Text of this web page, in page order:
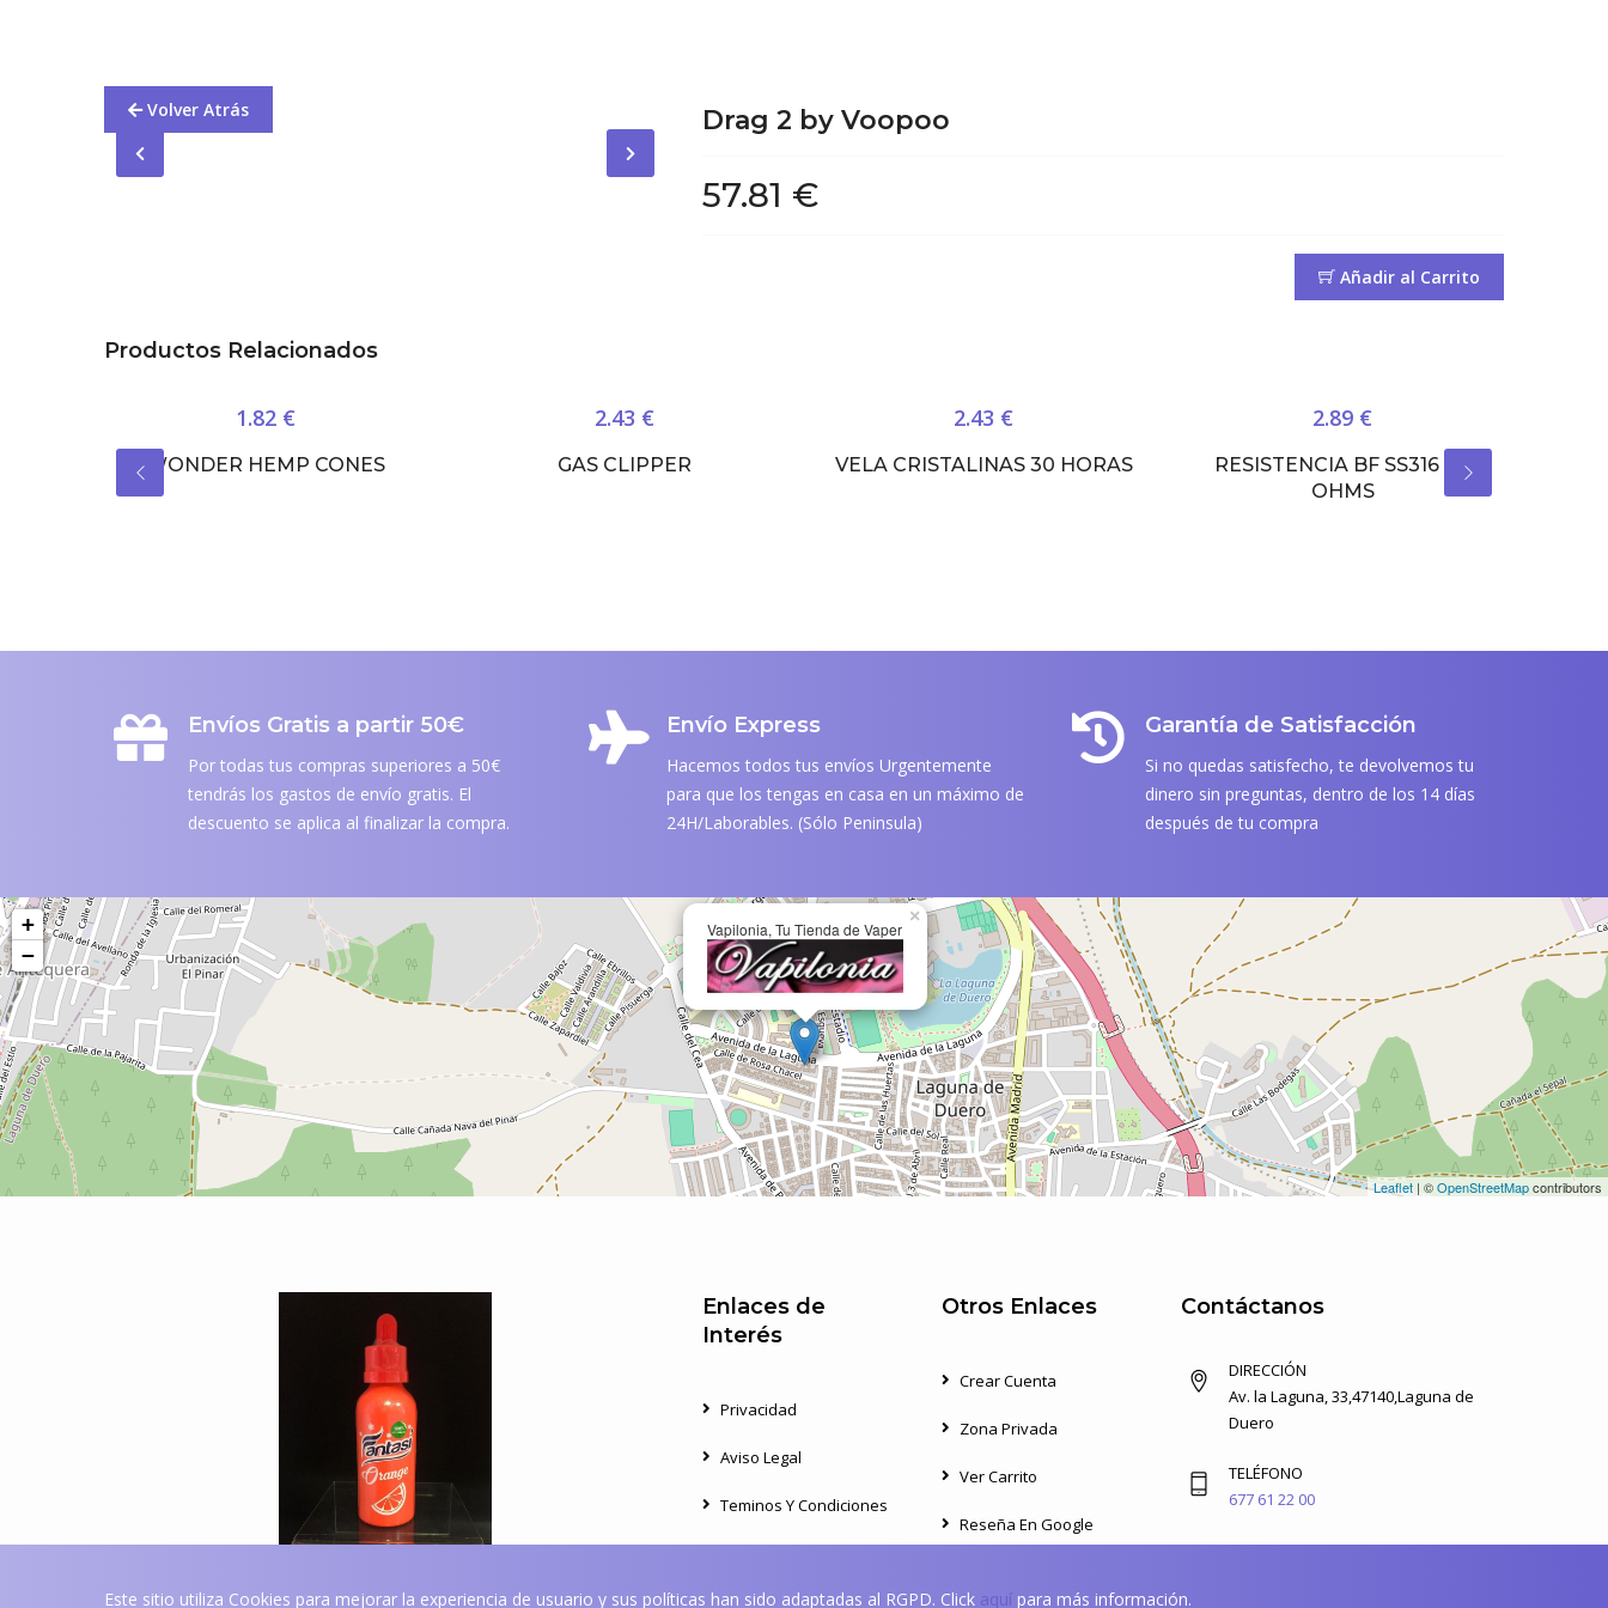
Volver Atrás Drag 2 by Voopoo
57.81 €
Añadir al Carrito
Productos Relacionados
1.82 €
WONDER HEMP CONES
2.43 €
GAS CLIPPER
2.43 €
VELA CRISTALINAS 30 HORAS
2.89 €
RESISTENCIA BF SS316 0.5
OHMS
Envíos Gratis a partir 50€
Por todas tus compras superiores a 50€
tendrás los gastos de envío gratis. El
descuento se aplica al finalizar la compra.
Envío Express
Hacemos todos tus envíos Urgentemente
para que los tengas en casa en un máximo de
24H/Laborables. (Sólo Peninsula)
Garantía de Satisfacción
Si no quedas satisfecho, te devolvemos tu
dinero sin preguntas, dentro de los 14 días
después de tu compra
Vapilonia, Tu Tienda de Vaper
×
+
−
Leaflet | ©OpenStreetMapcontributors
Enlaces de
Interés
Privacidad
Aviso Legal
Teminos Y Condiciones
Otros Enlaces
Crear Cuenta
Zona Privada
Ver Carrito
Reseña En Google
Contáctanos
DIRECCIÓN
Av. la Laguna, 33,47140,Laguna de
Duero
TELÉFONO
677 61 22 00
EMAIL
Este sitio utiliza Cookies para mejorar la experiencia de usuario y sus políticas han sido adaptadas al RGPD. Click aquí para más información.